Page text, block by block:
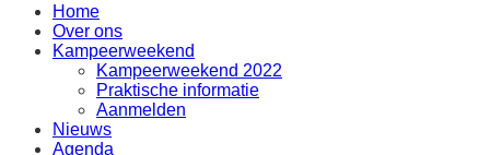
Home
Over ons
Kampeerweekend
Kampeerweekend 2022
Praktische informatie
Aanmelden
Nieuws
Agenda